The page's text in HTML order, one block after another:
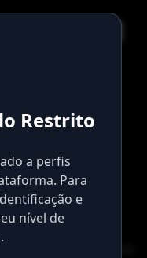
no
tienes permiso para
Restrito
a perfis
Para
e
nível de